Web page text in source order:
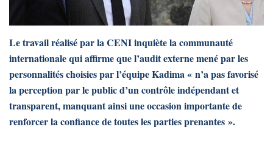
Le travail réalisé par la CENI inquiète la communauté
internationale qui affirme que l’audit externe mené par les
personnalités choisies par l’équipe Kadima « n’a pas favorisé
la perception par le public d’un contrôle indépendant et
transparent, manquant ainsi une occasion importante de
renforcer la confiance de toutes les parties prenantes ».